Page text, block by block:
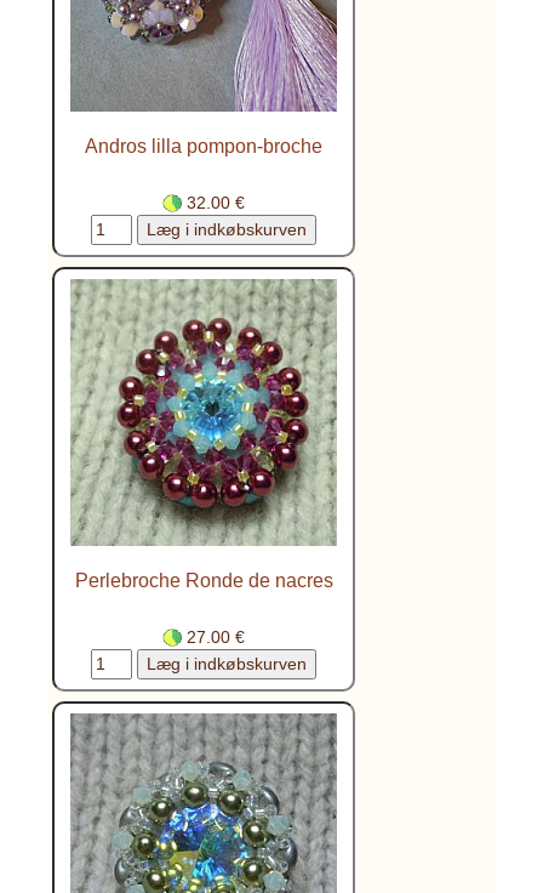
Andros lilla pompon-broche
32.00 €
Perlebroche Ronde de nacres
27.00 €